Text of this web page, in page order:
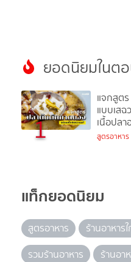
ยอดนิยมในต
1
แจกสูต
แบบเสฉ
เนื้อปลา
สูตรอาหาร
แท็กยอดนิยม
สูตรอาหาร
ร้านอาหาร
รวมร้านอาหาร
ร้านอา